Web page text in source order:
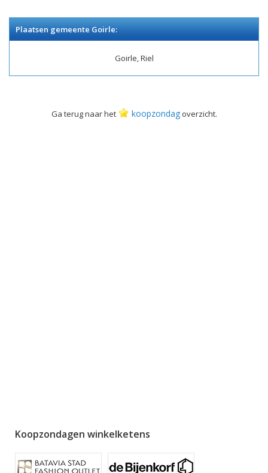
Plaatsen gemeente Goirle:
Goirle, Riel
Ga terug naar het koopzondagoverzicht.
Koopzondagen winkelketens